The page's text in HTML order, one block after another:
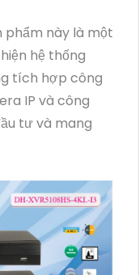
phẩm này là một
hệ thống
tích hợp công
IP và công
tư và mang